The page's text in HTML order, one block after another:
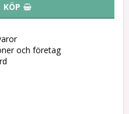
KÖP
och företag